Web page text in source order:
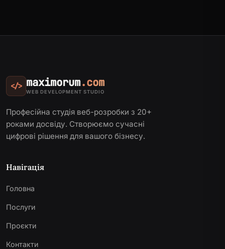
</> maximorum.com
WEB DEVELOPMENT STUDIO
Професійна студія веб-розробки з 20+
роками досвіду. Створюємо сучасні
цифрові рішення для вашого бізнесу.
Навігація
Головна
Послуги
Проєкти
Контакти